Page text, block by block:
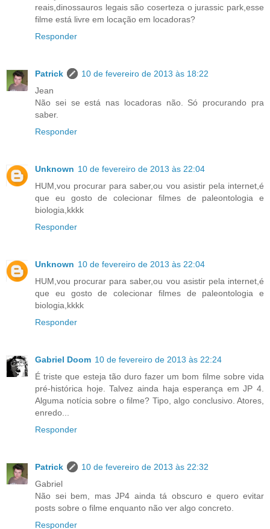
reais,dinossauros legais são coserteza o jurassic park,esse
filme está livre em locação em locadoras?
Responder
Patrick
10 de fevereiro de 2013 às 18:22
Jean
Não sei se está nas locadoras não. Só procurando pra
saber.
Responder
Unknown 10 de fevereiro de 2013 às 22:04
HUM,vou procurar para saber,ou vou asistir pela internet,é
que eu gosto de colecionar filmes de paleontologia e
biologia,kkkk
Responder
Unknown 10 de fevereiro de 2013 às 22:04
HUM,vou procurar para saber,ou vou asistir pela internet,é
que eu gosto de colecionar filmes de paleontologia e
biologia,kkkk
Responder
Gabriel Doom 10 de fevereiro de 2013 às 22:24
É triste que esteja tão duro fazer um bom filme sobre vida
pré-histórica hoje. Talvez ainda haja esperança em JP 4.
Alguma notícia sobre o filme? Tipo, algo conclusivo. Atores,
enredo...
Responder
Patrick
10 de fevereiro de 2013 às 22:32
Gabriel
Não sei bem, mas JP4 ainda tá obscuro e quero evitar
posts sobre o filme enquanto não ver algo concreto.
Responder